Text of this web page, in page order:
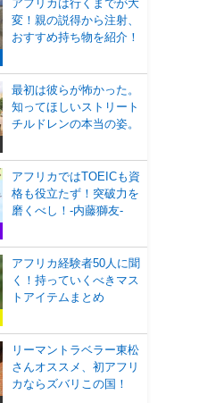
アフリカは行くまでが大
変！親の説得から注射、
おすすめ持ち物を紹介！
最初は彼らが怖かった。
知ってほしいストリート
チルドレンの本当の姿。
アフリカではTOEICも資
格も役立たず！突破力を
磨くべし！-内藤獅友-
アフリカ経験者50人に聞
く！持っていくべきマス
トアイテムまとめ
リーマントラベラー東松
さんオススメ、初アフリ
カならズバリこの国！